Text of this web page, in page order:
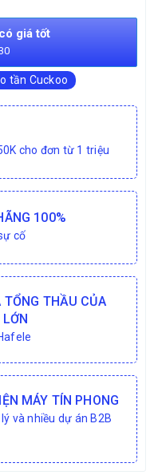
giá tốt
tần Cuckoo
cho đơn từ 1 triệu
100%
cố
TỔNG THẦU CỦA
MÁY TÍN PHONG
và nhiều dự án B2B